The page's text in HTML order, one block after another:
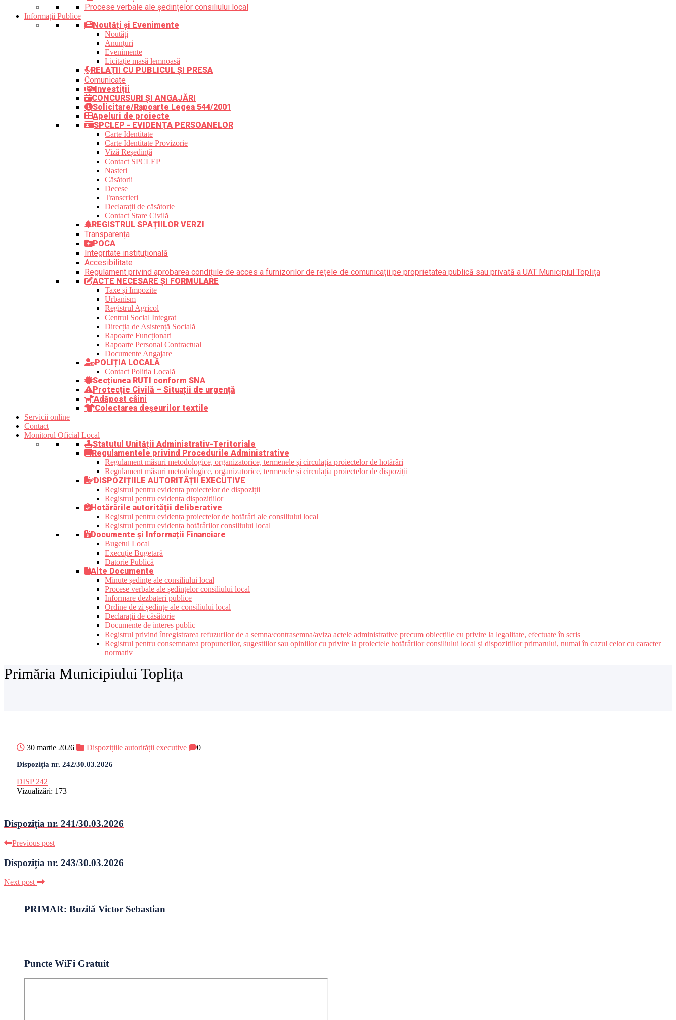
Procese verbale ale ședințelor consiliului local
Informații Publice
Noutăți și Evenimente
Noutăți
Anunțuri
Evenimente
Licitație masă lemnoasă
RELAȚII CU PUBLICUL ȘI PRESA
Comunicate
Investiții
CONCURSURI ȘI ANGAJĂRI
Solicitare/Rapoarte Legea 544/2001
Apeluri de proiecte
SPCLEP - EVIDENȚA PERSOANELOR
Carte Identitate
Carte Identitate Provizorie
Viză Reședință
Contact SPCLEP
Nașteri
Căsătorii
Decese
Transcrieri
Declarații de căsătorie
Contact Stare Civilă
REGISTRUL SPAȚIILOR VERZI
Transparența
POCA
Integritate instituțională
Accesibilitate
Regulament privind aprobarea condițiile de acces a furnizorilor de rețele de comunicații pe proprietatea publică sau privată a UAT Municipiul Toplița
ACTE NECESARE ȘI FORMULARE
Taxe și Impozite
Urbanism
Registrul Agricol
Centrul Social Integrat
Direcția de Asistență Socială
Rapoarte Funcționari
Rapoarte Personal Contractual
Documente Angajare
POLIȚIA LOCALĂ
Contact Poliția Locală
Secțiunea RUTI conform SNA
Protecție Civilă – Situații de urgență
Adăpost câini
Colectarea deșeurilor textile
Servicii online
Contact
Monitorul Oficial Local
Statutul Unității Administrativ-Teritoriale
Regulamentele privind Procedurile Administrative
Regulament măsuri metodologice, organizatorice, termenele și circulația proiectelor de hotărâri
Regulament măsuri metodologice, organizatorice, termenele și circulația proiectelor de dispoziții
DISPOZIȚIILE AUTORITĂȚII EXECUTIVE
Registrul pentru evidența proiectelor de dispoziții
Registrul pentru evidența dispozițiilor
Hotărârile autorității deliberative
Registrul pentru evidența proiectelor de hotărâri ale consiliului local
Registrul pentru evidența hotărârilor consiliului local
Documente și Informații Financiare
Bugetul Local
Execuție Bugetară
Datorie Publică
Alte Documente
Minute ședințe ale consiliului local
Procese verbale ale ședințelor consiliului local
Informare dezbateri publice
Ordine de zi ședințe ale consiliului local
Declarații de căsătorie
Documente de interes public
Registrul privind înregistrarea refuzurilor de a semna/contrasemna/aviza actele administrative precum obiecțiile cu privire la legalitate, efectuate în scris
Registrul pentru consemnarea propunerilor, sugestiilor sau opiniilor cu privire la proiectele hotărârilor consiliului local și dispozițiilor primarului, numai în cazul celor cu caracter
normativ
Primăria Municipiului Toplița
30 martie 2026 Dispozițiile autorității executive 0
Dispoziția nr. 242/30.03.2026
DISP 242
Vizualizări: 173
Dispoziția nr. 241/30.03.2026
Previous post
Dispoziția nr. 243/30.03.2026
Next post
PRIMAR: Buzilă Victor Sebastian
Puncte WiFi Gratuit